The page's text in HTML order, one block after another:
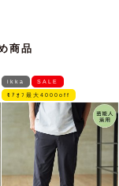
商品
ikka SALE
ﾓｱｵﾌ最大4000off